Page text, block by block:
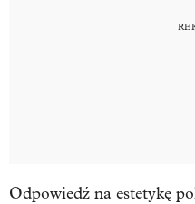
Odpowiedź na estetykę